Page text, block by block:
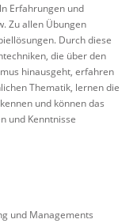
Erfahrungen und
Zu allen Übungen
Durch diese
die über den
hinausgeht, erfahren
Thematik, lernen die
und können das
und Kenntnisse
und Managements